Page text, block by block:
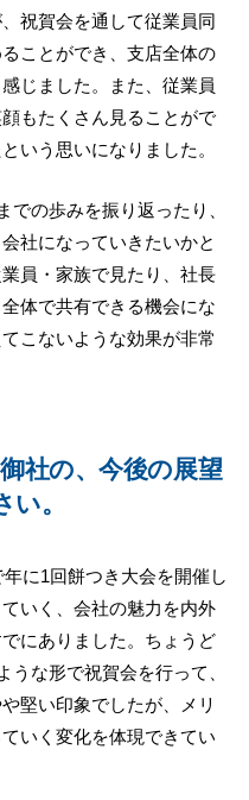
祝賀会を通して従業員同
ことができ、支店全体の
じました。また、従業員
もたくさん見ることがで
いう思いになりました。
での歩みを振り返ったり、
社になっていきたいかと
員・家族で見たり、社長
体で共有できる機会にな
こないような効果が非常
社の、今後の展望
。
に1回餅つき大会を開催し
いく、会社の魅力を内外
にありました。ちょうど
うな形で祝賀会を行って、
堅い印象でしたが、メリ
いく変化を体現できてい